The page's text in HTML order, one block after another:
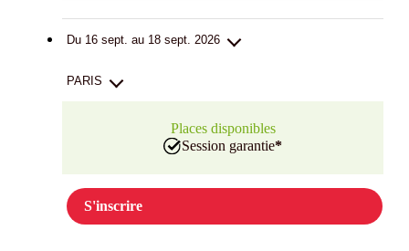
Du 16 sept. au 18 sept. 2026
PARIS
Places disponibles
Session garantie*
S'inscrire